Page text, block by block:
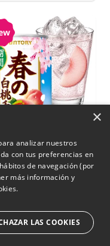
Japonés Chu-
Blanco
350 ml
×
analizar nuestros
con tus preferencias en
de navegación (por
más información y
LAS COOKIES